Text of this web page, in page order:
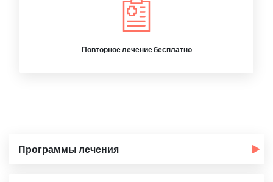
Повторное лечение бесплатно
Программы лечения